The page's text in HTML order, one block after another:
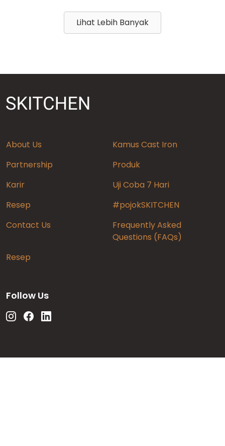
Lihat Lebih Banyak
About Us
Kamus Cast Iron
Partnership
Produk
Karir
Uji Coba 7 Hari
Resep
#pojokSKITCHEN
Contact Us
Frequently Asked
Questions (FAQs)
Resep
Follow Us